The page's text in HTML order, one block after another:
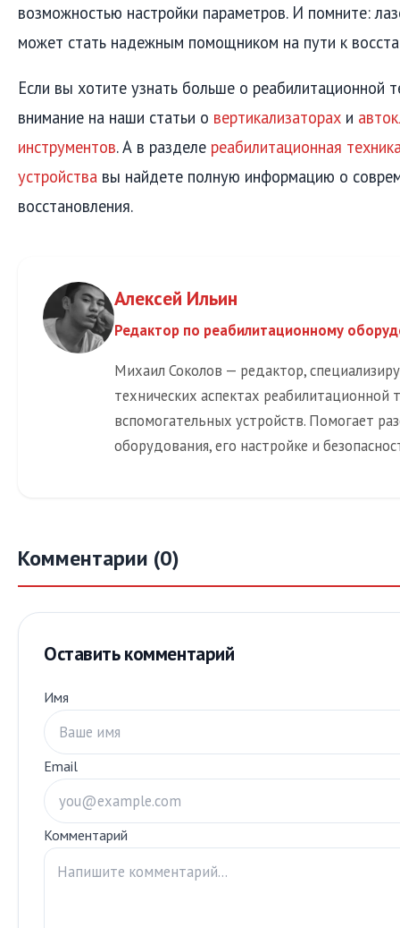
возможностью настройки параметров. И помните:
может стать надежным помощником на пути к
Если вы хотите узнать больше о реабилитационной
внимание на наши статьи о вертикализаторах и
инструментов. А в разделе реабилитационная
устройства вы найдете полную информацию о
восстановления.
Алексей Ильин
Редактор по реабилитационному
Михаил Соколов — редактор,
технических аспектах реабилитационной
вспомогательных устройств. Помогает
оборудования, его настройке и
Комментарии (0)
Оставить комментарий
Имя
Email
Комментарий